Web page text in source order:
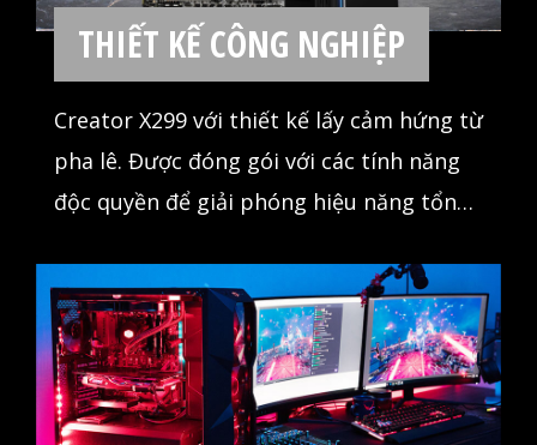
THIẾT KẾ CÔNG NGHIỆP
Creator X299 với thiết kế lấy cảm hứng từ
độc quyền để giải phóng hiệu năng tổng
thể cho CPU nhiều lõi đáng kinh ngạc.